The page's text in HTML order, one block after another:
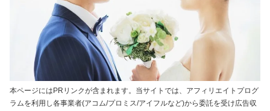
本ページにはPRリンクが含まれます。当サイトでは、アフィリエイトプログ
ラムを利用し各事業者(アコム/プロミス/アイフルなど)から委託を受け広告収